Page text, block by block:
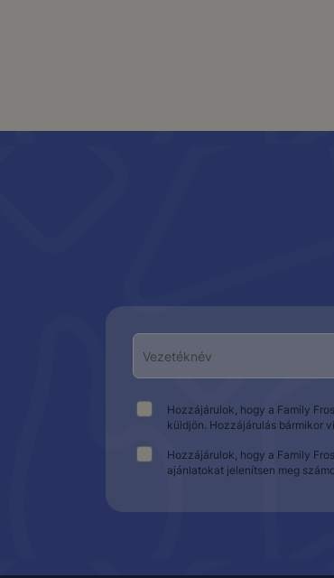
Hozzájárulok, hogy a Family
küldjön. Hozzájárulás bármikor
Hozzájárulok, hogy a Family
ajánlatokat jelenítsen meg